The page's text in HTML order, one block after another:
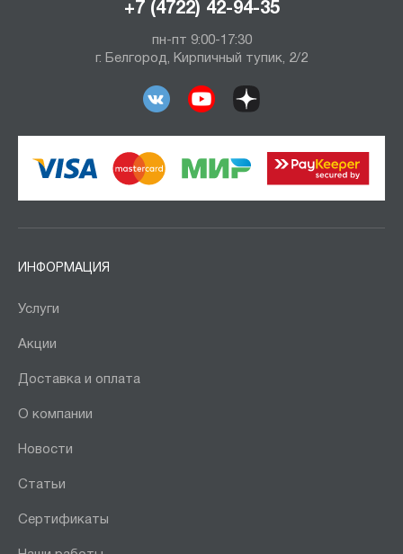
+7 (4722) 42-94-35
пн-пт 9:00-17:30
г. Белгород, Кирпичный тупик, 2/2
ИНФОРМАЦИЯ
Услуги
Акции
Доставка и оплата
О компании
Новости
Статьи
Сертификаты